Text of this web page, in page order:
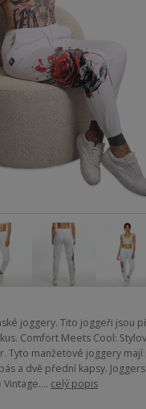
joggery. Tito joggeři jsou
Comfort Meets Cool:
Tyto manžetové joggery
a dvě přední kapsy.
celý popis